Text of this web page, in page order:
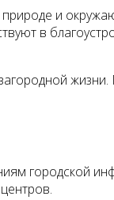
и
в
городской